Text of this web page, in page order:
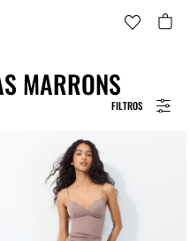
FILTROS
MARRONS